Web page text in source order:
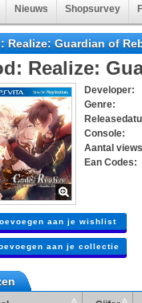
Nieuws Shopsurvey
Realize: Guardian of
Realize:
Developer:
Genre:
Console:
Aantal
Ean Codes:
aan je wishlist
aan je collectie